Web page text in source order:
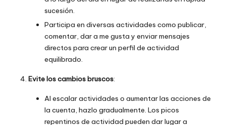
sucesión.
Participa en diversas actividades como publicar,
comentar, dar a me gusta y enviar mensajes
directos para crear un perfil de actividad
equilibrado.
Evite los cambios bruscos:
Al escalar actividades o aumentar las acciones de
la cuenta, hazlo gradualmente. Los picos
repentinos de actividad pueden dar lugar a